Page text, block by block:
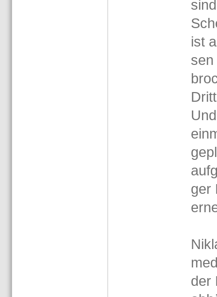
ist
ger
der